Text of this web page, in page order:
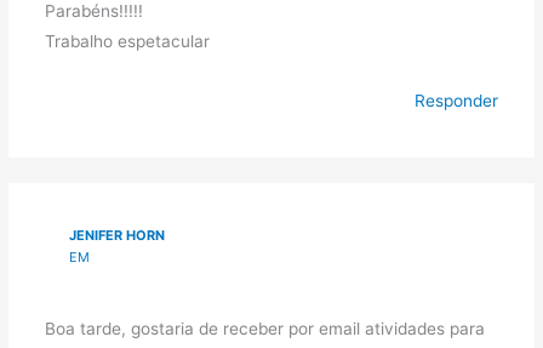
Parabéns!!!!!
Trabalho espetacular
Responder
JENIFER HORN
EM
Boa tarde, gostaria de receber por email atividades para